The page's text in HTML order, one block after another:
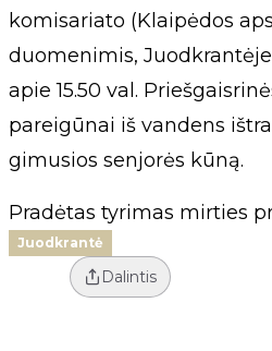
komisariato (Klaipėdos
duomenimis,
apie 15.50 val.
pareigūnai iš vandens
gimusios senjorės kūną.
Pradėtas tyrimas mirties
Juodkrantė
Dalintis